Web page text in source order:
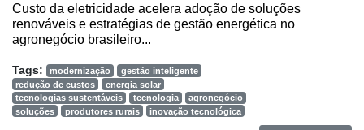
Custo da eletricidade acelera adoção de soluções
renováveis e estratégias de gestão energética no
agronegócio brasileiro...
Tags: modernização
gestão inteligente
redução de custos
energia solar
tecnologias sustentáveis
tecnologia
agronegócio
soluções
produtores rurais inovação tecnológica